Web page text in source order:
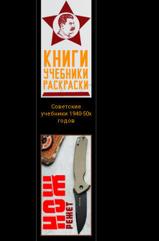
Советские
учебники 1940-50х
годов